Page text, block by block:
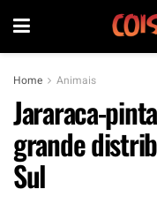
Home Animais
Jararaca-
grande
Sul